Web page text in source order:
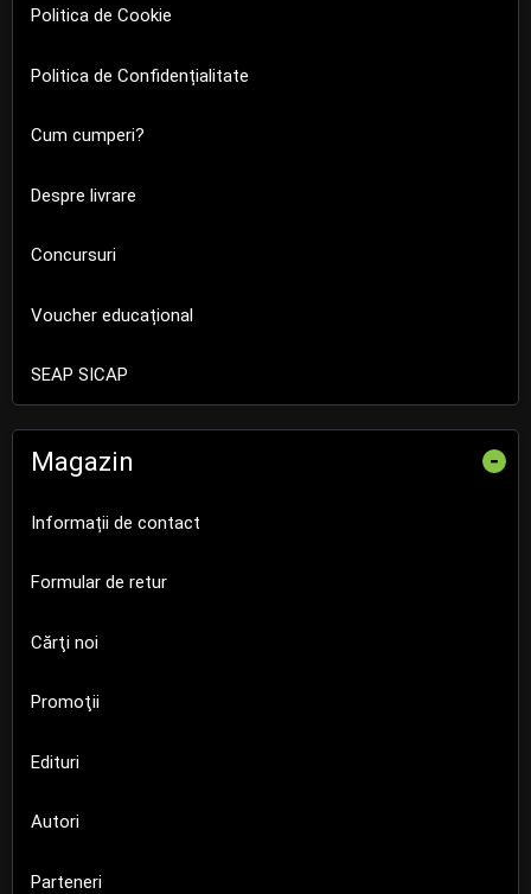
Politica de Cookie
Politica de Confidențialitate
Cum cumperi?
Despre livrare
Concursuri
Voucher educațional
SEAP SICAP
Magazin -
Informații de contact
Formular de retur
Cărţi noi
Promoţii
Edituri
Autori
Parteneri